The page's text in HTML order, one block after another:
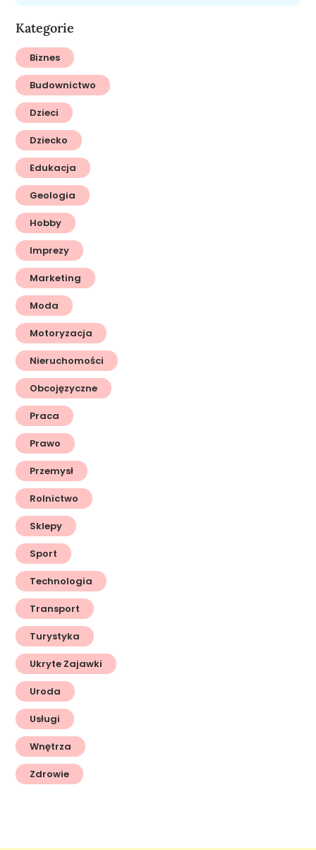
Kategorie
Biznes
Budownictwo
Dzieci
Dziecko
Edukacja
Geologia
Hobby
Imprezy
Marketing
Moda
Motoryzacja
Nieruchomości
Obcojęzyczne
Praca
Prawo
Przemysł
Rolnictwo
Sklepy
Sport
Technologia
Transport
Turystyka
Ukryte Zajawki
Uroda
Usługi
Wnętrza
Zdrowie